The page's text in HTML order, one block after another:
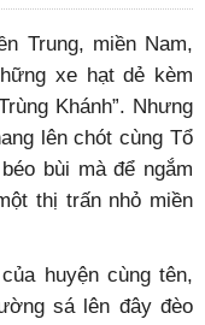
Trung, miền Nam,
xe hạt dẻ kèm
Khánh”. Nhưng
lên chót cùng Tổ
bùi mà để ngắm
thị trấn nhỏ miền
huyện cùng tên,
sá lên đây đèo